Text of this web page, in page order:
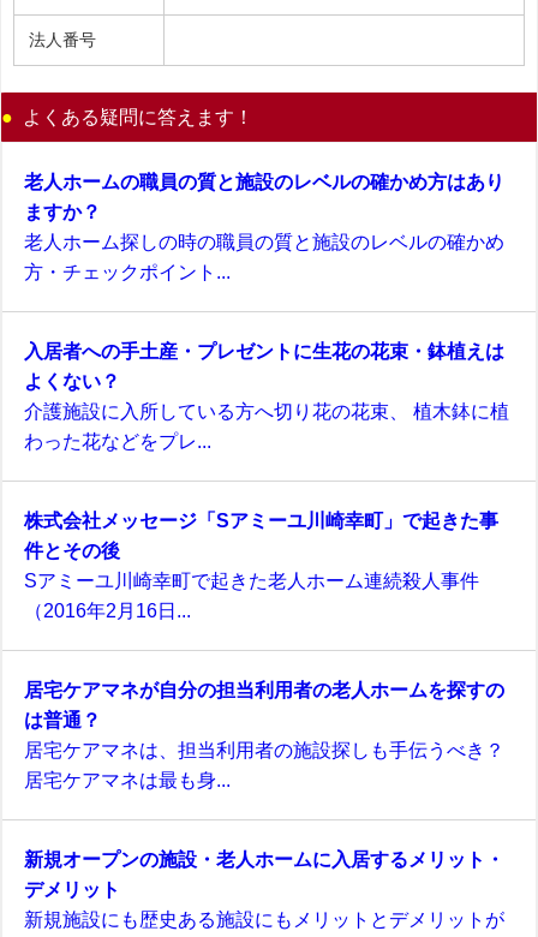
法人番号
よくある疑問に答えます！
老人ホームの職員の質と施設のレベルの確かめ方はあり
ますか？
老人ホーム探しの時の職員の質と施設のレベルの確かめ
方・チェックポイント...
入居者への手土産・プレゼントに生花の花束・鉢植えは
よくない？
介護施設に入所している方へ切り花の花束、 植木鉢に植
わった花などをプレ...
株式会社メッセージ「Sアミーユ川崎幸町」で起きた事
件とその後
Sアミーユ川崎幸町で起きた老人ホーム連続殺人事件
（2016年2月16日...
居宅ケアマネが自分の担当利用者の老人ホームを探すの
は普通？
居宅ケアマネは、担当利用者の施設探しも手伝うべき？
居宅ケアマネは最も身...
新規オープンの施設・老人ホームに入居するメリット・
デメリット
新規施設にも歴史ある施設にもメリットとデメリットが